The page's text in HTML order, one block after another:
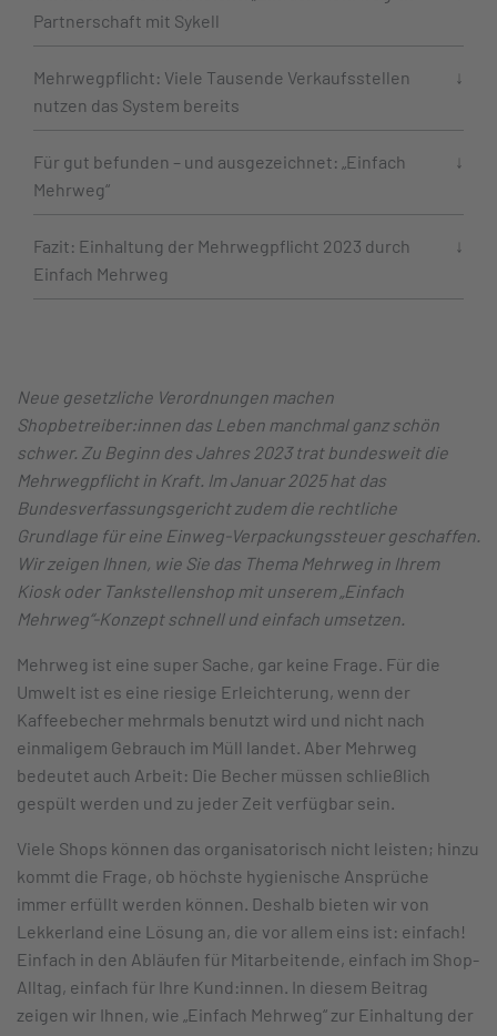
Partnerschaft mit Sykell
Mehrwegpflicht: Viele Tausende Verkaufsstellen
nutzen das System bereits
Für gut befunden – und ausgezeichnet: „Einfach
Mehrweg“
Fazit: Einhaltung der Mehrwegpflicht 2023 durch
Einfach Mehrweg
Neue gesetzliche Verordnungen machen
Shopbetreiber:innen das Leben manchmal ganz schön
schwer. Zu Beginn des Jahres 2023 trat bundesweit die
Mehrwegpflicht in Kraft. Im Januar 2025 hat das
Bundesverfassungsgericht zudem die rechtliche
Grundlage für eine Einweg-Verpackungssteuer geschaffen.
Wir zeigen Ihnen, wie Sie das Thema Mehrweg in Ihrem
Kiosk oder Tankstellenshop mit unserem „Einfach
Mehrweg“-Konzept schnell und einfach umsetzen.
Mehrweg ist eine super Sache, gar keine Frage. Für die
Umwelt ist es eine riesige Erleichterung, wenn der
Kaffeebecher mehrmals benutzt wird und nicht nach
einmaligem Gebrauch im Müll landet. Aber Mehrweg
bedeutet auch Arbeit: Die Becher müssen schließlich
gespült werden und zu jeder Zeit verfügbar sein.
Viele Shops können das organisatorisch nicht leisten; hinzu
kommt die Frage, ob höchste hygienische Ansprüche
immer erfüllt werden können. Deshalb bieten wir von
Lekkerland eine Lösung an, die vor allem eins ist: einfach!
Einfach in den Abläufen für Mitarbeitende, einfach im Shop-
Alltag, einfach für Ihre Kund:innen. In diesem Beitrag
zeigen wir Ihnen, wie „Einfach Mehrweg“ zur Einhaltung der